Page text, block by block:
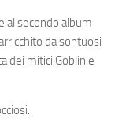
al secondo album
da sontuosi
dei mitici Goblin e